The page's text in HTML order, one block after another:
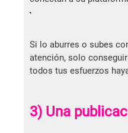
Si lo aburres o subes
atención, solo
todos tus esfuerzos
3) Una